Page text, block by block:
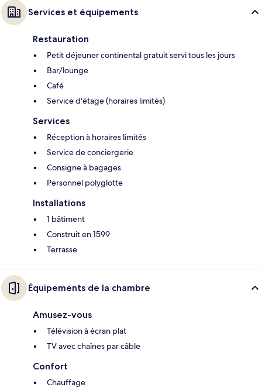
Services et équipements
Restauration
Petit déjeuner continental gratuit servi tous les jours
Bar/lounge
Café
Service d'étage (horaires limités)
Services
Réception à horaires limités
Service de conciergerie
Consigne à bagages
Personnel polyglotte
Installations
1 bâtiment
Construit en 1599
Terrasse
Équipements de la chambre
Amusez-vous
Télévision à écran plat
TV avec chaînes par câble
Confort
Chauffage